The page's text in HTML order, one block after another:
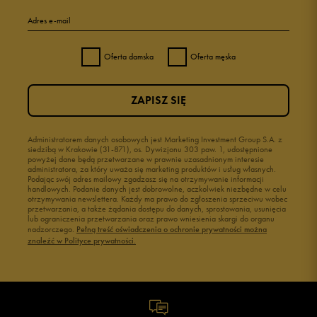
Adres e-mail
Oferta damska Oferta męska
Administratorem danych osobowych jest Marketing Investment Group S.A. z
siedzibą w Krakowie (31-871), os. Dywizjonu 303 paw. 1, udostępnione
powyżej dane będą przetwarzane w prawnie uzasadnionym interesie
administratora, za który uważa się marketing produktów i usług własnych.
Podając swój adres mailowy zgadzasz się na otrzymywanie informacji
handlowych. Podanie danych jest dobrowolne, aczkolwiek niezbędne w celu
otrzymywania newslettera. Każdy ma prawo do zgłoszenia sprzeciwu wobec
przetwarzania, a także żądania dostępu do danych, sprostowania, usunięcia
lub ograniczenia przetwarzania oraz prawo wniesienia skargi do organu
nadzorczego. Pełną treść oświadczenia o ochronie prywatności można
znaleźć w Polityce prywatności.
ZAPISZ SIĘ